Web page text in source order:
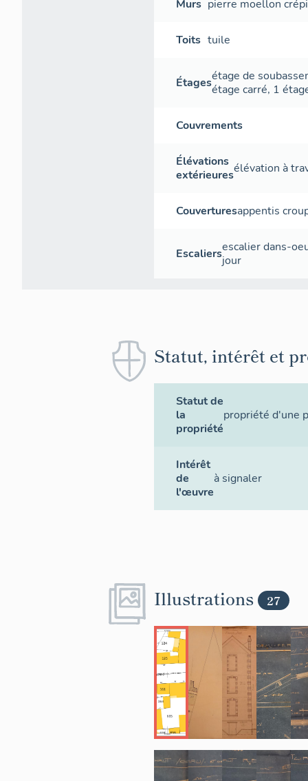
Murs pierre moellon crépi
Toits tuile
Étagesétage de
étage carré, 1
Couvrements
Élévations
extérieuresélévation à
Couverturesappentis
Escaliersescalier dans-
jour
Statut, intérêt et
Statut de
la
propriété
propriété d'une
Intérêt
de
l'œuvre
à signaler
Illustrations 27